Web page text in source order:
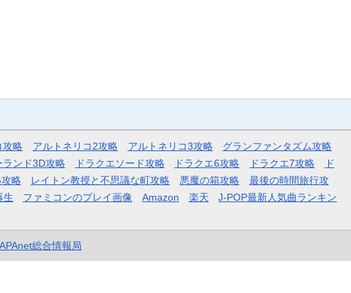
攻略 アルトネリコ2攻略 アルトネリコ3攻略
グランファンタズム攻略
ランド3D攻略 ドラクエソード攻略 ドラクエ6攻略 ドラクエ7攻略
ド
略 レイトン教授と不思議な町攻略 悪魔の箱攻略
最後の時間旅行攻
生 ファミコンのプレイ画像 Amazon 楽天
J-POP最新人気曲ランキン
総合情報局